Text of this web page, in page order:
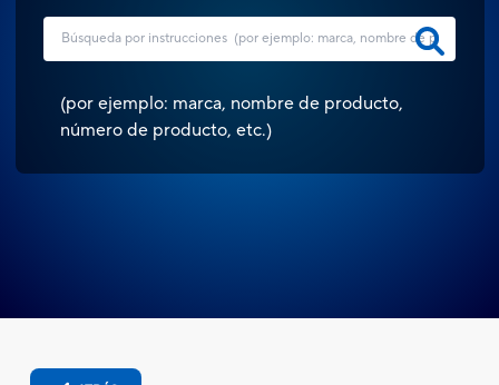
(por ejemplo: marca, nombre de producto,
número de producto, etc.)